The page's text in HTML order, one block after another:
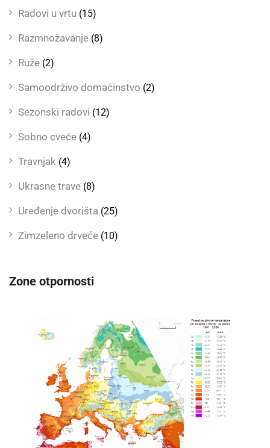
Radovi u vrtu (15)
Razmnožavanje (8)
Ruže (2)
Samoodrživo domaćinstvo (2)
Sezonski radovi (12)
Sobno cveće (4)
Travnjak (4)
Ukrasne trave (8)
Uređenje dvorišta (25)
Zimzeleno drveće (10)
Zone otpornosti